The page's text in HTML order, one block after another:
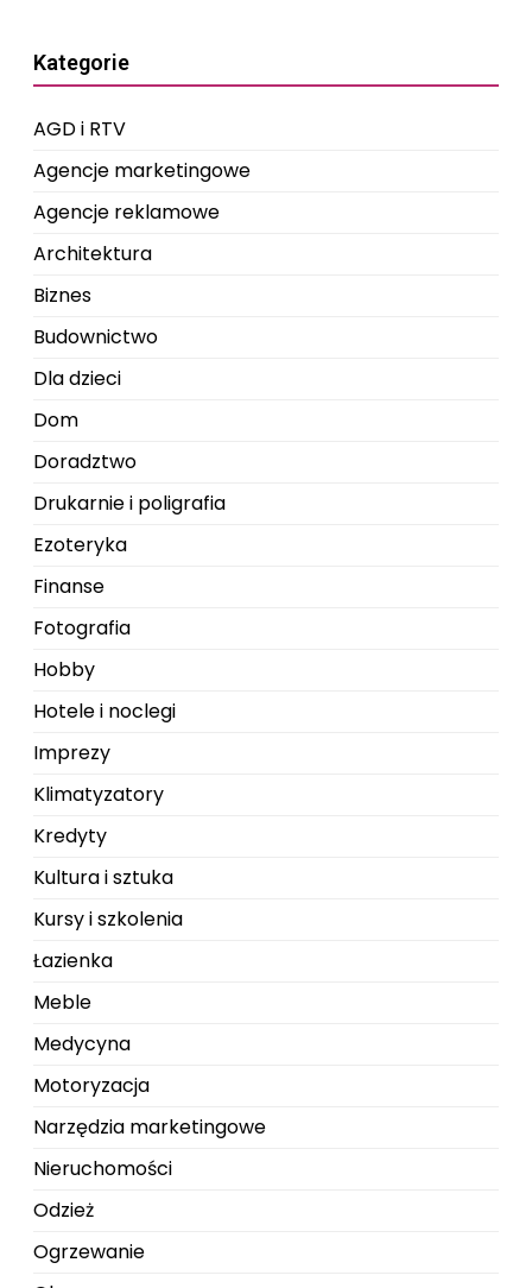
Kategorie
AGD i RTV
Agencje marketingowe
Agencje reklamowe
Architektura
Biznes
Budownictwo
Dla dzieci
Dom
Doradztwo
Drukarnie i poligrafia
Ezoteryka
Finanse
Fotografia
Hobby
Hotele i noclegi
Imprezy
Klimatyzatory
Kredyty
Kultura i sztuka
Kursy i szkolenia
Łazienka
Meble
Medycyna
Motoryzacja
Narzędzia marketingowe
Nieruchomości
Odzież
Ogrzewanie